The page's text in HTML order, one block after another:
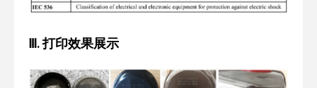
Ⅲ. 打印效果展示